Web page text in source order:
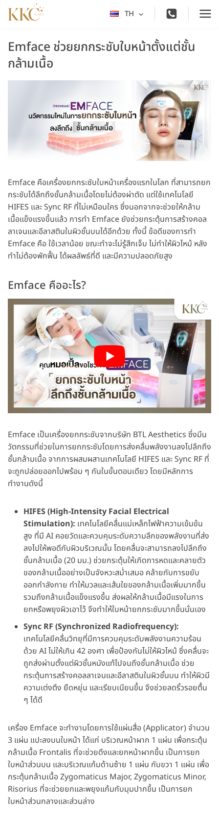
Skip
TH Toggle
menu
Emface ช่วยยกกระชับใบหน้าตั้งแต่ชั้น
กล้ามเนื้อ
Emface คือเครื่องยกกระชับใบหน้าเครื่องแรกในโลก ที่สามารถยก
กระชับได้ลึกถึงชั้นกล้ามเนื้อโดยไม่ต้องผ่าตัด แต่ใช้เทคโนโลยี
HIFES และ Sync RF ที่ไม่เหมือนใคร ซึ่งนอกจากจะช่วยให้กล้าม
เนื้อแข็งแรงขึ้นแล้ว การทำ Emface ยังช่วยกระตุ้นการสร้างคอล
ลาเจนและอีลาสตินในผิวชั้นบนได้อีกด้วย ทั้งนี้ ข้อดีของการทำ
Emface คือ ใช้เวลาน้อย ขณะทำจะไม่รู้สึกเจ็บ ไม่ทำให้ผิวไหม้ หลัง
ทำไม่ต้องพักฟื้น ได้ผลลัพธ์ที่ดี และมีความปลอดภัยสูง
Emface คืออะไร?
Emface เป็นเครื่องยกกระชับจากบริษัท BTL Aesthetics ซึ่งมีน
วัตกรรมที่ช่วยในการยกกระชับโดยการส่งคลื่นพลังงานลงไปลึกถึง
ชั้นกล้ามเนื้อ จากการผสมผสานเทคโนโลยี HIFES และ Sync RF ที่
จะถูกปล่อยออกไปพร้อม ๆ กันในขั้นตอนเดียว โดยมีหลักการ
ทำงานดังนี้
HIFES (High-Intensity Facial Electrical
Stimulation): เทคโนโลยีคลื่นแม่เหล็กไฟฟ้าความเข้มข้น
สูง ที่มี AI คอยวัดและควบคุมระดับความลึกของพลังงานที่ส่ง
ลงไปให้พอดีกับผิวบริเวณนั้น โดยคลื่นจะสามารถลงไปลึกถึง
ชั้นกล้ามเนื้อ (20 มม.) ช่วยกระตุ้นให้เกิดการหดและคลายตัว
ของกล้ามเนื้ออย่างเป็นจังหวะสม่ำเสมอ คล้ายกับการขยับ
ออกกำลังกาย ทำให้มวลและเส้นใยของกล้ามเนื้อเพิ่มมากขึ้น
รวมถึงกล้ามเนื้อแข็งแรงขึ้น ส่งผลให้กล้ามเนื้อมีแรงในการ
ยกหรือพยุงผิวเอาไว้ จึงทำให้ใบหน้ายกกระชับมากขึ้นนั่นเอง
Sync RF (Synchronized Radiofrequency):
เทคโนโลยีคลื่นวิทยุที่มีการควบคุมระดับพลังงานความร้อน
ด้วย AI ไม่ให้เกิน 42 องศา เพื่อป้องกันไม่ให้ผิวไหม้ ซึ่งคลื่นจะ
ถูกส่งผ่านตั้งแต่ผิวชั้นหนังแท้ไปจนถึงชั้นกล้ามเนื้อ ช่วย
กระตุ้นการสร้างคอลลาเจนและอีลาสตินในผิวชั้นบน ทำให้ผิวมี
ความเต่งตึง ยืดหยุ่น และเรียบเนียนขึ้น จึงช่วยลดริ้วรอยตื้น
ๆ ได้ดี
เครื่อง Emface จะทำงานโดยการใช้แผ่นสื่อ (Applicator) จำนวน
3 แผ่น แปะลงบนใบหน้า ได้แก่ บริเวณหน้าผาก 1 แผ่น เพื่อกระตุ้น
กล้ามเนื้อ Frontalis ที่จะช่วยดึงและยกหน้าผากขึ้น เป็นการยก
ใบหน้าส่วนบน และบริเวณแก้มด้านซ้าย 1 แผ่น กับขวา 1 แผ่น เพื่อ
กระตุ้นกล้ามเนื้อ Zygomaticus Major, Zygomaticus Minor,
Risorius ที่จะช่วยยกและพยุงแก้มกับมุมปากขึ้น เป็นการยก
ใบหน้าส่วนกลางและส่วนล่าง